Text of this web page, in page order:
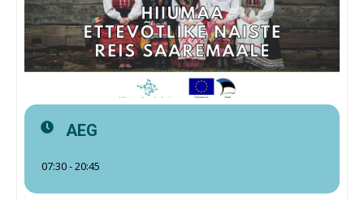
AEG
07:30 - 20:45